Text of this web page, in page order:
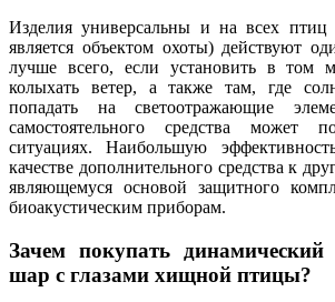
Изделия универсальны и на всех
является объектом охоты) действуют
лучше всего, если установить в том
колыхать ветер, а также там, где
попадать на светоотражающие
самостоятельного средства может
ситуациях. Наибольшую
качестве дополнительного средства к
являющемуся основой защитного
биоакустическим приборам.
Зачем покупать динамический
шар с глазами хищной птицы?